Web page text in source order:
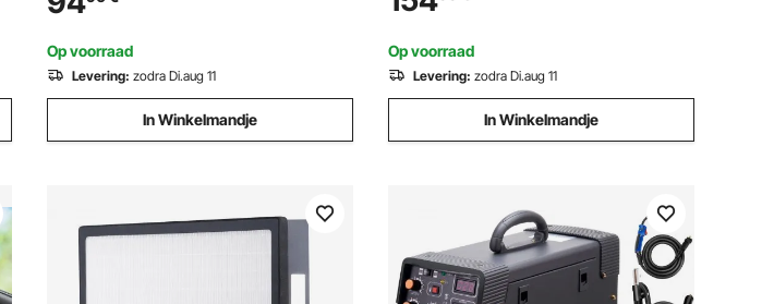
invertertechnologie en digitaal display
Op voorraad
Levering: zodra Di.aug 11
In Winkelmandje
gezinskamperen en wandelen, groen
Op voorraad
Levering: zodra Di.aug 11
In Winkelmandje